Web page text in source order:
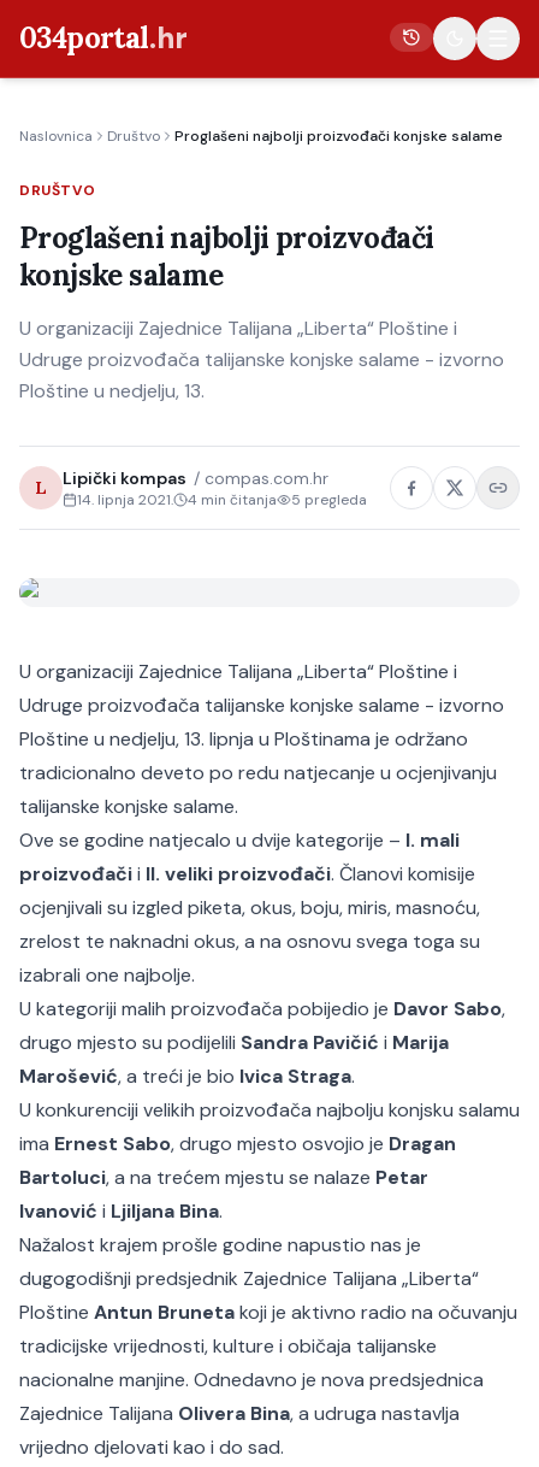
034portal.hr
Crna kronika
Poljoprivreda
Politika
Gospodarstvo
Život
Naslovnica Društvo Proglašeni najbolji proizvođači konjske salame
DRUŠTVO
Proglašeni najbolji proizvođači
konjske salame
U organizaciji Zajednice Talijana „Liberta“ Ploštine i
Udruge proizvođača talijanske konjske salame - izvorno
Ploštine u nedjelju, 13.
L Lipički kompas / compas.com.hr
14. lipnja 2021. 4 min čitanja 5 pregleda
U organizaciji Zajednice Talijana „Liberta“ Ploštine i
Udruge proizvođača talijanske konjske salame - izvorno
Ploštine u nedjelju, 13. lipnja u Ploštinama je održano
tradicionalno deveto po redu natjecanje u ocjenjivanju
talijanske konjske salame.
Ove se godine natjecalo u dvije kategorije – I. mali
proizvođačii II. veliki proizvođači. Članovi komisije
ocjenjivali su izgled piketa, okus, boju, miris, masnoću,
zrelost te naknadni okus, a na osnovu svega toga su
izabrali one najbolje.
U kategoriji malih proizvođača pobijedio je Davor Sabo,
drugo mjesto su podijelili Sandra Pavičić i Marija
Marošević, a treći je bio Ivica Straga.
U konkurenciji velikih proizvođača najbolju konjsku salamu
ima Ernest Sabo, drugo mjesto osvojio je Dragan
Bartoluci, a na trećem mjestu se nalaze Petar
Ivanović i Ljiljana Bina.
Nažalost krajem prošle godine napustio nas je
dugogodišnji predsjednik Zajednice Talijana „Liberta“
Ploštine Antun Brunetakoji je aktivno radio na očuvanju
tradicijske vrijednosti, kulture i običaja talijanske
nacionalne manjine. Odnedavno je nova predsjednica
Zajednice Talijana Olivera Bina, a udruga nastavlja
vrijedno djelovati kao i do sad.